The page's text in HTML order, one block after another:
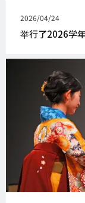
发
表
日
2026/04/24
举行了2026学